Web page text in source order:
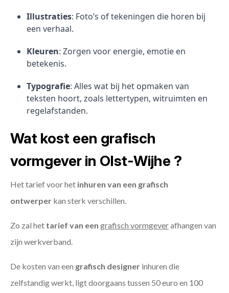
Illustraties: Foto’s of tekeningen die horen bij
een verhaal.
Kleuren: Zorgen voor energie, emotie en
betekenis.
Typografie: Alles wat bij het opmaken van
teksten hoort, zoals lettertypen, witruimten en
regelafstanden.
Wat kost een grafisch
vormgever in Olst-Wijhe ?
Het tarief voor het inhuren van een grafisch
ontwerper kan sterk verschillen.
Zo zal het tarief van een grafisch vormgeverafhangen van
zijn werkverband.
De kosten van een grafisch designer inhuren die
zelfstandig werkt, ligt doorgaans tussen 50 euro en 100